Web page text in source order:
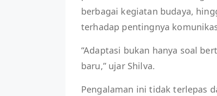
berbagai kegiatan budaya,
terhadap pentingnya
“Adaptasi bukan hanya soal
baru,” ujar Shilva.
Pengalaman ini tidak terlepas